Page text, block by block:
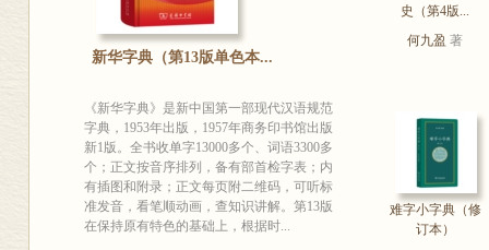
新华字典（第13版单色本...
《新华字典》是新中国第一部现代汉语规范
字典，1953年出版，1957年商务印书馆出版
新1版。全书收单字13000多个、词语3300多
个；正文按音序排列，备有部首检字表；内
有插图和附录；正文每页附二维码，可听标
准发音，看笔顺动画，查知识讲解。第13版
在保持原有特色的基础上，根据时...
史（第4版...
何九盈 著
难字小字典（修
订本）